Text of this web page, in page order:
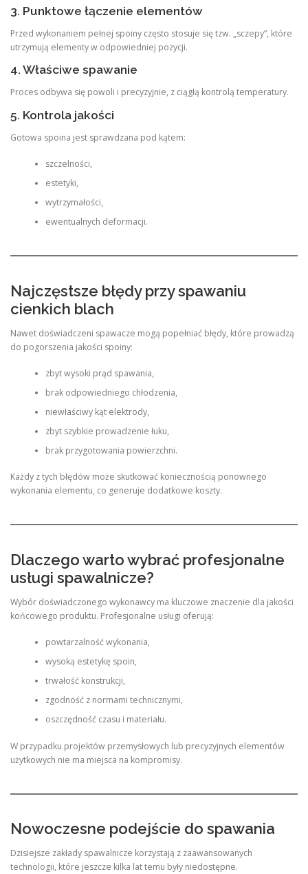
3. Punktowe łączenie elementów
Przed wykonaniem pełnej spoiny często stosuje się tzw. „sczepy”, które
utrzymują elementy w odpowiedniej pozycji.
4. Właściwe spawanie
Proces odbywa się powoli i precyzyjnie, z ciągłą kontrolą temperatury.
5. Kontrola jakości
Gotowa spoina jest sprawdzana pod kątem:
szczelności,
estetyki,
wytrzymałości,
ewentualnych deformacji.
Najczęstsze błędy przy spawaniu
cienkich blach
Nawet doświadczeni spawacze mogą popełniać błędy, które prowadzą
do pogorszenia jakości spoiny:
zbyt wysoki prąd spawania,
brak odpowiedniego chłodzenia,
niewłaściwy kąt elektrody,
zbyt szybkie prowadzenie łuku,
brak przygotowania powierzchni.
Każdy z tych błędów może skutkować koniecznością ponownego
wykonania elementu, co generuje dodatkowe koszty.
Dlaczego warto wybrać profesjonalne
usługi spawalnicze?
Wybór doświadczonego wykonawcy ma kluczowe znaczenie dla jakości
końcowego produktu. Profesjonalne usługi oferują:
powtarzalność wykonania,
wysoką estetykę spoin,
trwałość konstrukcji,
zgodność z normami technicznymi,
oszczędność czasu i materiału.
W przypadku projektów przemysłowych lub precyzyjnych elementów
użytkowych nie ma miejsca na kompromisy.
Nowoczesne podejście do spawania
Dzisiejsze zakłady spawalnicze korzystają z zaawansowanych
technologii, które jeszcze kilka lat temu były niedostępne.